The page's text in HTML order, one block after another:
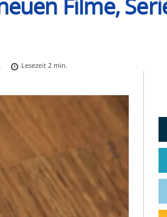
Filme,
Lesezeit2 min.